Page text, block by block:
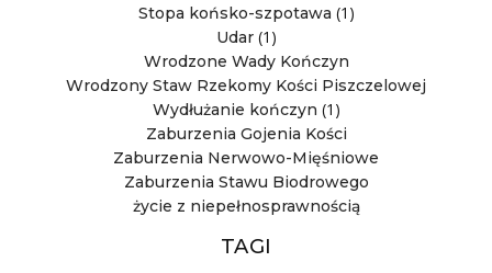
Stopa końsko-szpotawa (1)
Udar(1)
Wrodzone Wady Kończyn
Wrodzony Staw Rzekomy Kości Piszczelowej
Wydłużanie kończyn (1)
Zaburzenia Gojenia Kości
Zaburzenia Nerwowo-Mięśniowe
Zaburzenia Stawu Biodrowego
życie z niepełnosprawnością
TAGI